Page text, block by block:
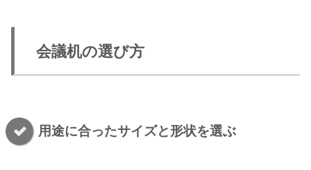
会議机の選び方
用途に合ったサイズと形状を選ぶ